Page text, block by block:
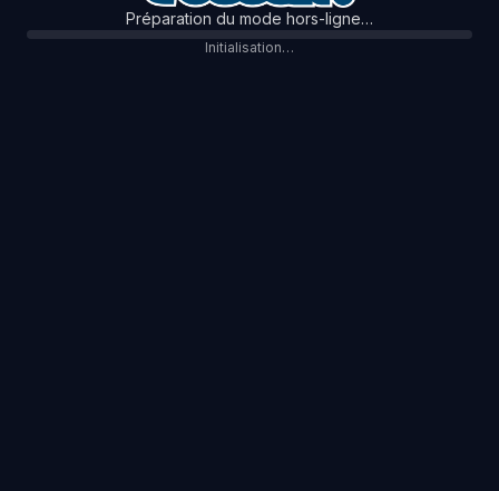
Préparation du mode hors-ligne…
Initialisation…